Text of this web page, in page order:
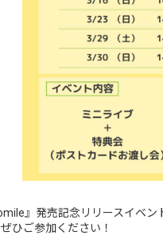
』発売記念リリースイベン
ひご参加ください！